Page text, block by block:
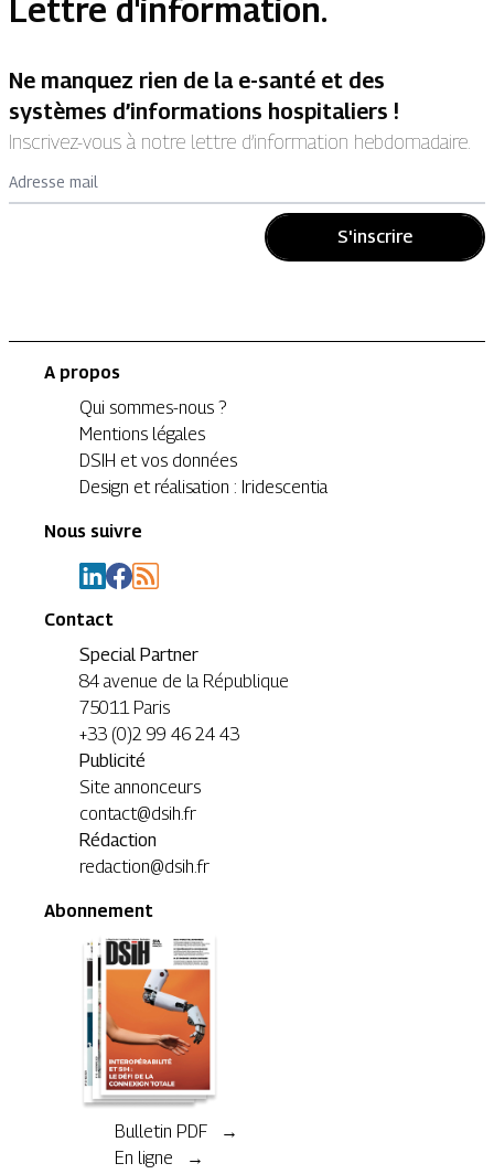
Lettre d'information.
Ne manquez rien de la e-santé et des
systèmes d’informations hospitaliers !
Inscrivez-vous à notre lettre d’information hebdomadaire.
Adresse mail
S'inscrire
A propos
Qui sommes-nous ?
Mentions légales
DSIH et vos données
Design et réalisation : Iridescentia
Nous suivre
Contact
Special Partner
84 avenue de la République
75011 Paris
+33 (0)2 99 46 24 43
Publicité
Site annonceurs
contact@dsih.fr
Rédaction
redaction@dsih.fr
Abonnement
Bulletin PDF →
En ligne →